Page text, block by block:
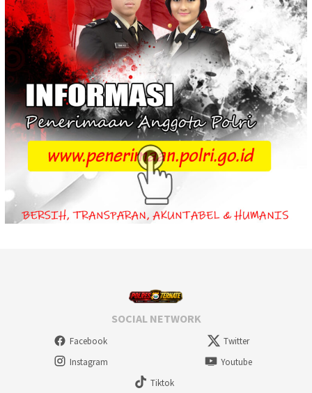
SOCIAL NETWORK
Facebook
Twitter
Instagram
Youtube
Tiktok